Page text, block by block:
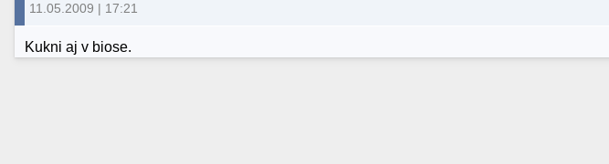
11.05.2009 | 17:21
Kukni aj v biose.